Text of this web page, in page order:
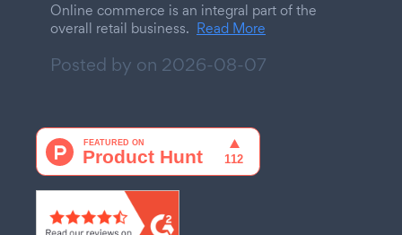
Online commerce is an integral part of the
overall retail business. Read More
Posted by on 2026-08-07